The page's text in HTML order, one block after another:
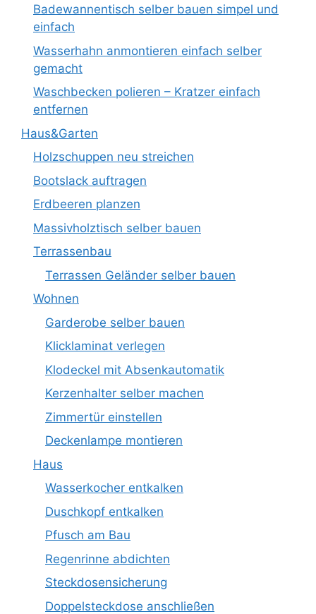
Badewannentisch selber bauen simpel und
einfach
Wasserhahn anmontieren einfach selber
gemacht
Waschbecken polieren – Kratzer einfach
entfernen
Haus&Garten
Holzschuppen neu streichen
Bootslack auftragen
Erdbeeren planzen
Massivholztisch selber bauen
Terrassenbau
Terrassen Geländer selber bauen
Wohnen
Garderobe selber bauen
Klicklaminat verlegen
Klodeckel mit Absenkautomatik
Kerzenhalter selber machen
Zimmertür einstellen
Deckenlampe montieren
Haus
Wasserkocher entkalken
Duschkopf entkalken
Pfusch am Bau
Regenrinne abdichten
Steckdosensicherung
Doppelsteckdose anschließen